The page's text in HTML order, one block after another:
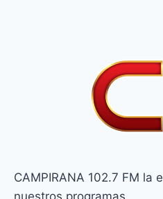
CAMPIRANA 102.7 FM
nuestros programas.